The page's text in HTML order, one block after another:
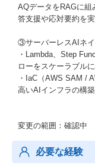
AQデータをRAGに組
答支援や応対要約を
③サーバーレスAIネ
・Lambda、Step
ローをスケーラブル
・IaC（AWS SAM /
高いAIインフラの構築
変更の範囲：確認中
必要な経験